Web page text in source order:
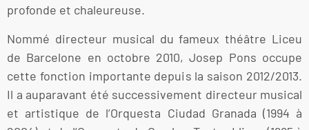
profonde et chaleureuse.
Nommé directeur musical du fameux théâtre Liceu
de Barcelone en octobre 2010, Josep Pons occupe
cette fonction importante depuis la saison 2012/2013.
Il a auparavant été successivement directeur musical
et artistique de l’Orquesta Ciudad Granada (1994 à